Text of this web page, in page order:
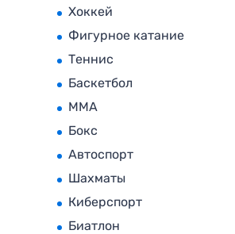
Хоккей
Фигурное катание
Теннис
Баскетбол
MMA
Бокс
Автоспорт
Шахматы
Киберспорт
Биатлон